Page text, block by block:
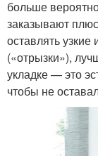
больше
заказывают
оставлять
(«отрызки»),
укладке — это
чтобы не